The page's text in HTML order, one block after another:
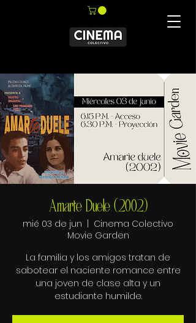
Amarte Duele (2002)
mié 03 de jun
Cinema Colectivo
Movie Garden
La familia y los amigos tratan de
sabotear el naciente romance entre
una joven de clase alta y un
estudiante humilde.